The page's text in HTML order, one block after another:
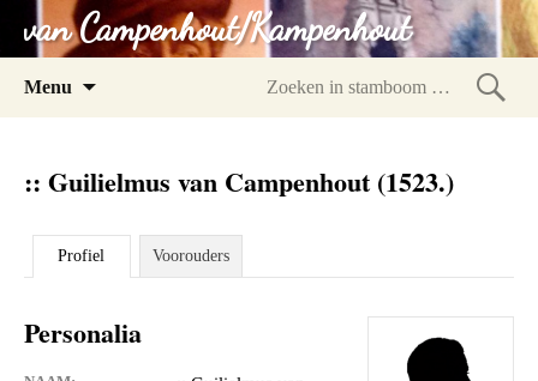
van Campenhout/Kampenhout
Menu
:: Guilielmus van Campenhout (1523.)
Profiel Voorouders
Personalia